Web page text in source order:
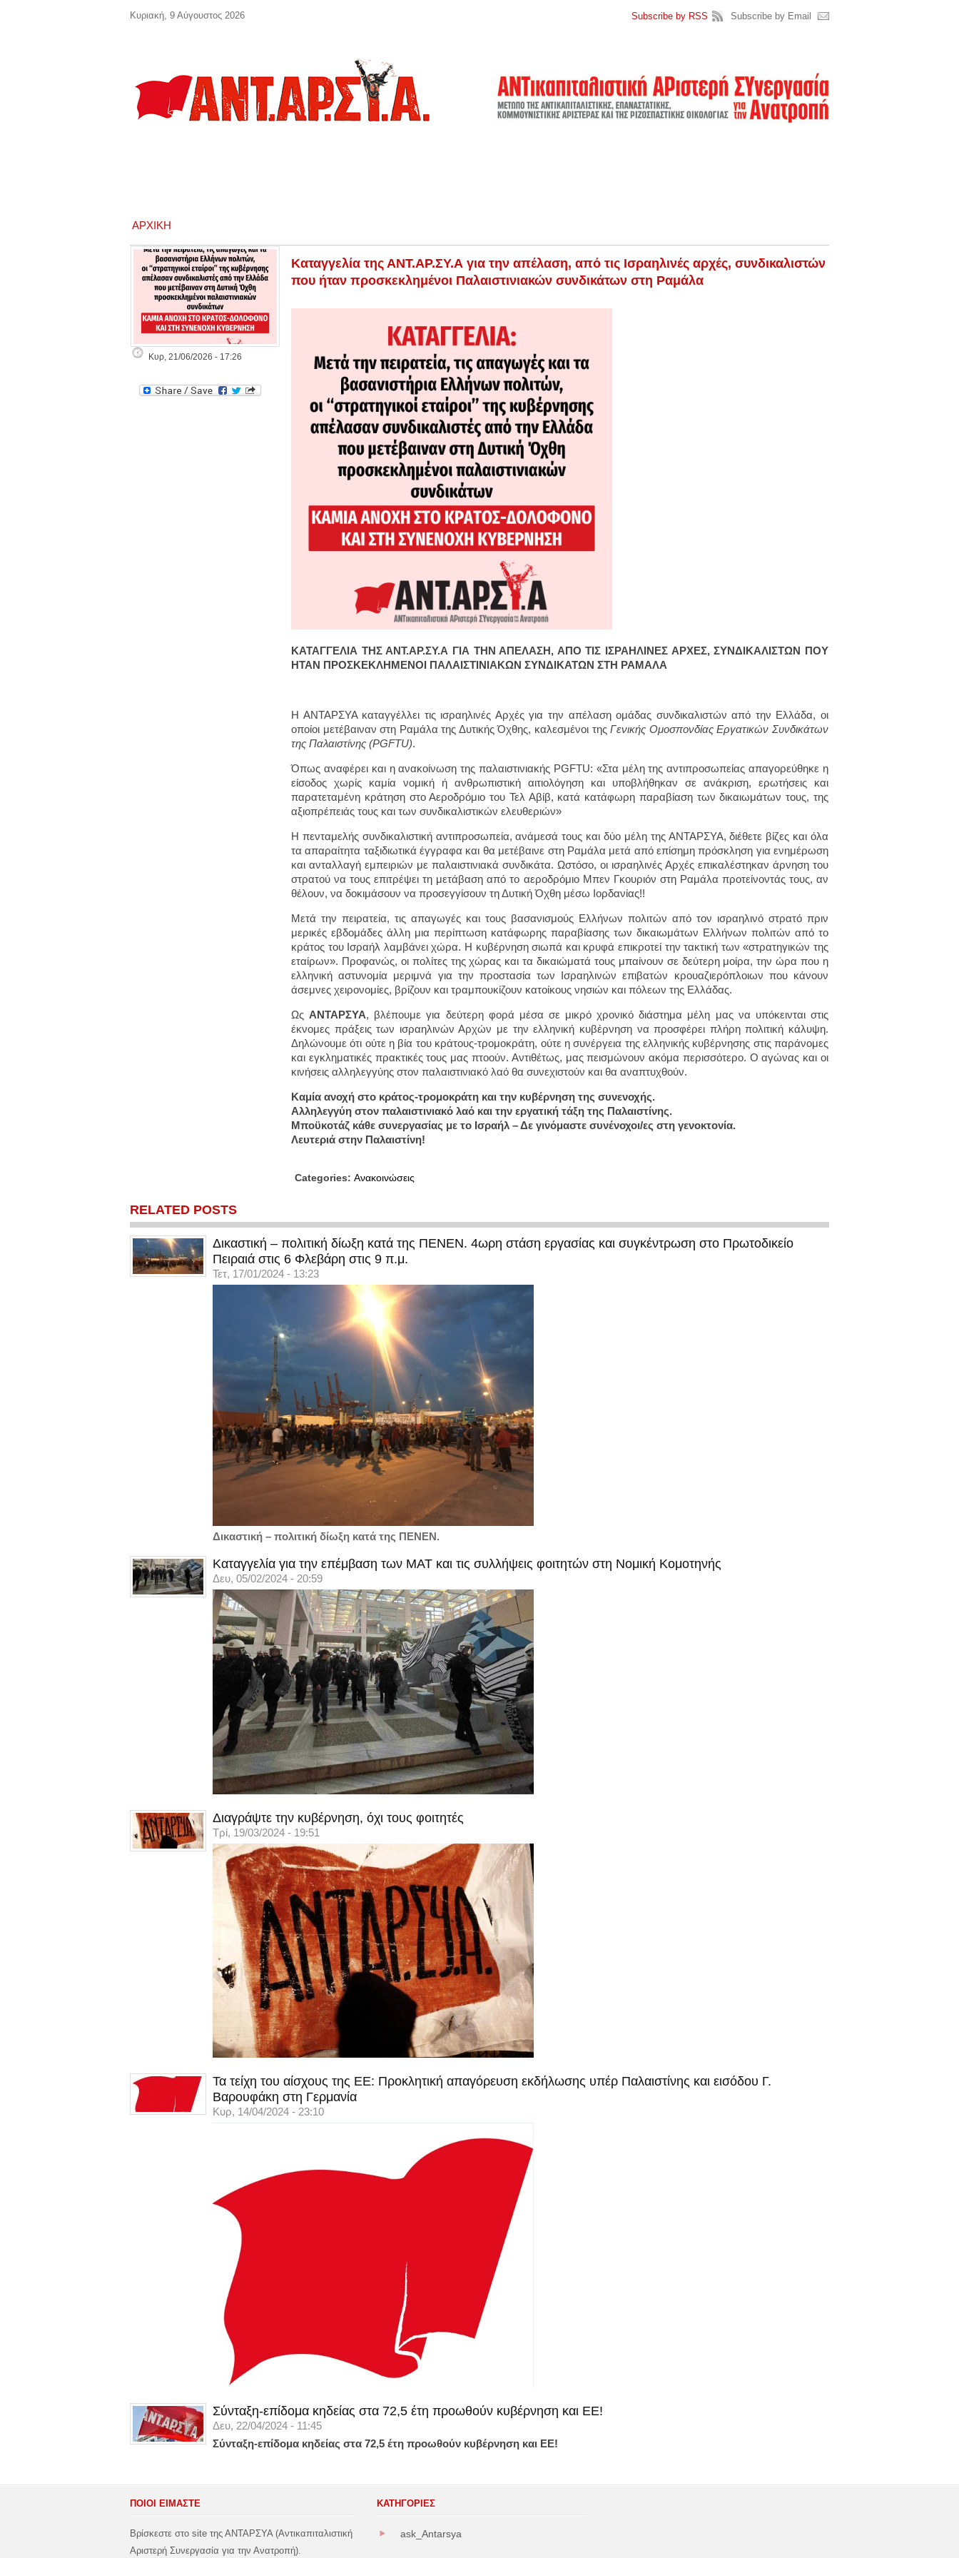
ΑΡΧΙΚΉ
Κυρ, 21/06/2026 - 17:26
Καταγγελία της ΑΝΤ.ΑΡ.ΣΥ.Α για την απέλαση, από τις Ισραηλινές αρχές, συνδικαλιστών
που ήταν προσκεκλημένοι Παλαιστινιακών συνδικάτων στη Ραμάλα
ΚΑΤΑΓΓΕΛΙΑ ΤΗΣ ΑΝΤ.ΑΡ.ΣΥ.Α ΓΙΑ ΤΗΝ ΑΠΕΛΑΣΗ, ΑΠΟ ΤΙΣ ΙΣΡΑΗΛΙΝΕΣ ΑΡΧΕΣ, ΣΥΝΔΙΚΑΛΙΣΤΩΝ ΠΟΥ
ΗΤΑΝ ΠΡΟΣΚΕΚΛΗΜΕΝΟΙ ΠΑΛΑΙΣΤΙΝΙΑΚΩΝ ΣΥΝΔΙΚΑΤΩΝ ΣΤΗ ΡΑΜΑΛΑ
Η ΑΝΤΑΡΣΥΑ καταγγέλλει τις ισραηλινές Αρχές για την απέλαση ομάδας συνδικαλιστών από την Ελλάδα, οι
οποίοι μετέβαιναν στη Ραμάλα της Δυτικής Όχθης, καλεσμένοι τηςΓενικής Ομοσπονδίας Εργατικών Συνδικάτων
της Παλαιστίνης (PGFTU).
Όπως αναφέρει και η ανακοίνωση της παλαιστινιακής PGFTU: «Στα μέλη της αντιπροσωπείας απαγορεύθηκε η
είσοδος χωρίς καμία νομική ή ανθρωπιστική αιτιολόγηση και υποβλήθηκαν σε ανάκριση, ερωτήσεις και
παρατεταμένη κράτηση στο Αεροδρόμιο του Τελ Αβίβ, κατά κατάφωρη παραβίαση των δικαιωμάτων τους, της
αξιοπρέπειάς τους και των συνδικαλιστικών ελευθεριών»
Η πενταμελής συνδικαλιστική αντιπροσωπεία, ανάμεσά τους και δύο μέλη της ΑΝΤΑΡΣΥΑ, διέθετε βίζες και όλα
τα απαραίτητα ταξιδιωτικά έγγραφα και θα μετέβαινε στη Ραμάλα μετά από επίσημη πρόσκληση για ενημέρωση
και ανταλλαγή εμπειριών με παλαιστινιακά συνδικάτα. Ωστόσο, οι ισραηλινές Αρχές επικαλέστηκαν άρνηση του
στρατού να τους επιτρέψει τη μετάβαση από το αεροδρόμιο Μπεν Γκουριόν στη Ραμάλα προτείνοντάς τους, αν
θέλουν, να δοκιμάσουν να προσεγγίσουν τη Δυτική Όχθη μέσω Ιορδανίας!!
Μετά την πειρατεία, τις απαγωγές και τους βασανισμούς Ελλήνων πολιτών από τον ισραηλινό στρατό πριν
μερικές εβδομάδες άλλη μια περίπτωση κατάφωρης παραβίασης των δικαιωμάτων Ελλήνων πολιτών από το
κράτος του Ισραήλ λαμβάνει χώρα. Η κυβέρνηση σιωπά και κρυφά επικροτεί την τακτική των «στρατηγικών της
εταίρων». Προφανώς, οι πολίτες της χώρας και τα δικαιώματά τους μπαίνουν σε δεύτερη μοίρα, την ώρα που η
ελληνική αστυνομία μεριμνά για την προστασία των Ισραηλινών επιβατών κρουαζιερόπλοιων που κάνουν
άσεμνες χειρονομίες, βρίζουν και τραμπουκίζουν κατοίκους νησιών και πόλεων της Ελλάδας.
Ως ΑΝΤΑΡΣΥΑ, βλέπουμε για δεύτερη φορά μέσα σε μικρό χρονικό διάστημα μέλη μας να υπόκεινται στις
έκνομες πράξεις των ισραηλινών Αρχών με την ελληνική κυβέρνηση να προσφέρει πλήρη πολιτική κάλυψη.
Δηλώνουμε ότι ούτε η βία του κράτους-τρομοκράτη, ούτε η συνέργεια της ελληνικής κυβέρνησης στις παράνομες
και εγκληματικές πρακτικές τους μας πτοούν. Αντιθέτως, μας πεισμώνουν ακόμα περισσότερο. Ο αγώνας και οι
κινήσεις αλληλεγγύης στον παλαιστινιακό λαό θα συνεχιστούν και θα αναπτυχθούν.
Καμία ανοχή στο κράτος-τρομοκράτη και την κυβέρνηση της συνενοχής.
Αλληλεγγύη στον παλαιστινιακό λαό και την εργατική τάξη της Παλαιστίνης.
Μποϋκοτάζ κάθε συνεργασίας με το Ισραήλ – Δε γινόμαστε συνένοχοι/ες στη γενοκτονία.
Λευτεριά στην Παλαιστίνη!
Categories: Ανακοινώσεις
RELATED POSTS
Δικαστική – πολιτική δίωξη κατά της ΠΕΝΕΝ. 4ωρη στάση εργασίας και συγκέντρωση στο Πρωτοδικείο
Πειραιά στις 6 Φλεβάρη στις 9 π.μ.
Τετ, 17/01/2024 - 13:23
Δικαστική – πολιτική δίωξη κατά της ΠΕΝΕΝ.
Καταγγελία για την επέμβαση των ΜΑΤ και τις συλλήψεις φοιτητών στη Νομική Κομοτηνής
Δευ, 05/02/2024 - 20:59
Διαγράψτε την κυβέρνηση, όχι τους φοιτητές
Τρί, 19/03/2024 - 19:51
Τα τείχη του αίσχους της ΕΕ: Προκλητική απαγόρευση εκδήλωσης υπέρ Παλαιστίνης και εισόδου Γ.
Βαρουφάκη στη Γερμανία
Κυρ, 14/04/2024 - 23:10
Σύνταξη-επίδομα κηδείας στα 72,5 έτη προωθούν κυβέρνηση και ΕΕ!
Δευ, 22/04/2024 - 11:45
Σύνταξη-επίδομα κηδείας στα 72,5 έτη προωθούν κυβέρνηση και ΕΕ!
Κυριακή, 9 Αύγουστος 2026 Subscribe by RSS Subscribe by Email
ΠΟΙΟΙ ΕΙΜΑΣΤΕ
Βρίσκεστε στο site της ΑΝΤΑΡΣΥΑ (Αντικαπιταλιστική
Αριστερή Συνεργασία για την Ανατροπή).
ΚΑΤΗΓΟΡΊΕΣ
ask_Antarsya